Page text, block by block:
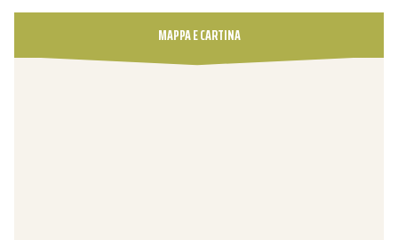
MAPPA E CARTINA